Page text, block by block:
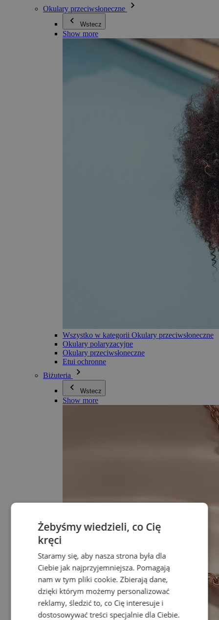
Okulary przeciwsłoneczne
Wstecz
Show more
Wszystko w kategorii Okulary przeciwsłoneczne
Okulary polaryzacyjne
Okulary przeciwsłoneczne
Etui ochronne
Biżuteria
Wstecz
Show more
Żebyśmy wiedzieli, co Cię
kręci
Staramy się, aby nasza strona była dla
Ciebie jak najprzyjemniejsza. Pomagają
nam w tym pliki cookie. Zbierają dane,
dzięki którym możemy personalizować
reklamy, śledzić to, co Cię interesuje i
dostosowywać treści specjalnie dla Ciebie.